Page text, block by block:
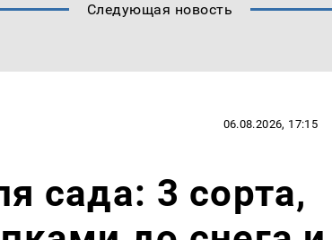
Следующая новость
06.08.2026, 17:15
сада: 3 сорта,